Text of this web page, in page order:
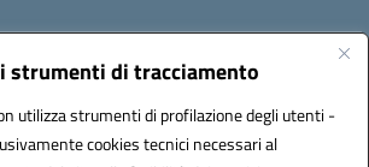
strumenti di tracciamento
utilizza strumenti di profilazione degli utenti -
cookies tecnici necessari al
Emanuele, 27 90133 - Palermo
(PEC):pais03600r@pec.istruzione.it